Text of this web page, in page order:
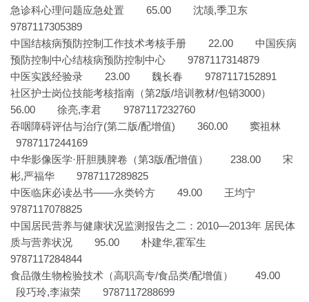
急诊科心理问题应急处置 65.00 沈颉,季卫东
9787117305389
中国结核病预防控制工作技术考核手册 22.00 中国疾病
预防控制中心结核病预防控制中心 9787117314879
中医实践经验录 23.00 魏长春 9787117152891
社区护士岗位技能考核指南（第2版/培训教材/包销3000）
56.00 徐亮,李君 9787117232760
吞咽障碍评估与治疗(第二版/配增值) 360.00 窦祖林
9787117244169
中华影像医学·肝胆胰脾卷（第3版/配增值） 238.00 宋
彬,严福华 9787117289825
中医临床必读丛书——永类钤方 49.00 王均宁
9787117078825
中国居民营养与健康状况监测报告之二：2010—2013年 居民体
质与营养状况 95.00 朴建华,霍军生
9787117284844
食品微生物检验技术（高职高专/食品类/配增值） 49.00
段巧玲,李淑荣 9787117288699